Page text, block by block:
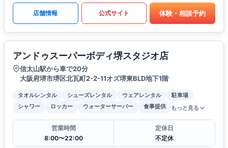
店舗情報 公式サイト 体験・相談予約
アンドゥスーパーボディ堺スタジオ店
信太山駅から車で20分
大阪府堺市堺区北瓦町2-2-11オズ堺東BLD地下1階
タオルレンタル シューズレンタル ウェアレンタル
駐車場
シャワー
ロッカー ウォーターサーバー 食事提供 もっと見る
営業時間
8:00〜22:00
定休日
不定休